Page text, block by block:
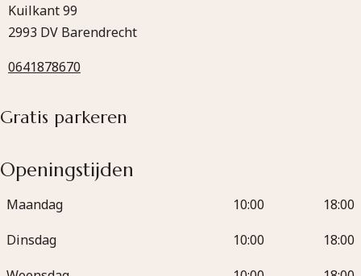
Kuilkant 99
2993 DV Barendrecht
0641878670
Gratis parkeren
Openingstijden
Maandag 10:00
18:00
Dinsdag
10:00
18:00